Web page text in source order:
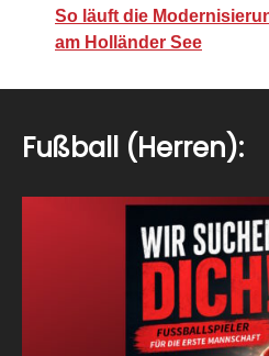
So läuft die
am Holländer See
Fußball (Herren):